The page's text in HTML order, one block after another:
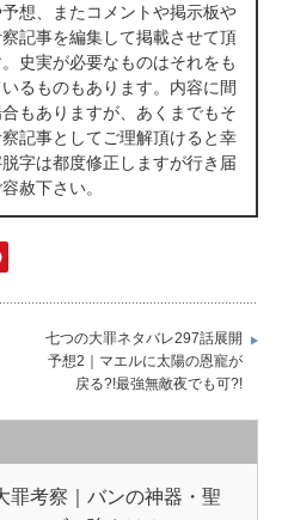
想、またコメントや掲示板や
記事を編集して掲載させて頂
史実が必要なものはそれをも
るものもあります。内容に間
もありますが、あくまでもそ
記事としてご理解頂けると幸
字は都度修正しますが行き届
赦下さい。
七つの大罪ネタバレ297話展開
予想2｜マエルに太陽の恩寵が
戻る?!最強無敵夜でも可?!
罪考察｜バンの神器・聖